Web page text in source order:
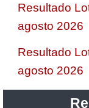
Resultado
agosto 2026
Resultado
agosto 2026